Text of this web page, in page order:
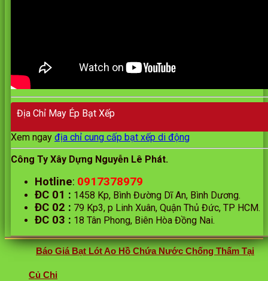
Địa Chỉ May Ép Bạt Xếp
Xem ngay địa chỉ cung cấp bạt xếp di động
Công Ty Xây Dựng Nguyễn Lê Phát.
Hotline: 0917378979
ĐC 01 : 1458 Kp, Bình Đường Dĩ An, Bình Dương.
ĐC 02 : 79 Kp3, p Linh Xuân, Quận Thủ Đức, TP HCM.
ĐC 03 : 18 Tân Phong, Biên Hòa Đồng Nai.
Báo Giá Bạt Lót Ao Hồ Chứa Nước Chống Thấm Tại
Củ Chi